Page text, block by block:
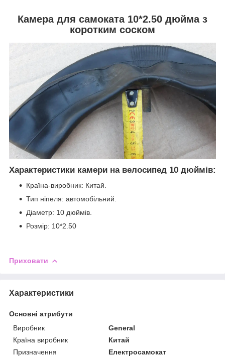
Камера для самоката 10*2.50 дюйма з
коротким соском
Характеристики камери на велосипед 10 дюймів:
Країна-виробник: Китай.
Тип ніпеля: автомобільний.
Діаметр: 10 дюймів.
Розмір: 10*2.50
Приховати
Характеристики
Основні атрибути
Виробник
General
Країна виробник
Китай
Призначення
Електросамокат